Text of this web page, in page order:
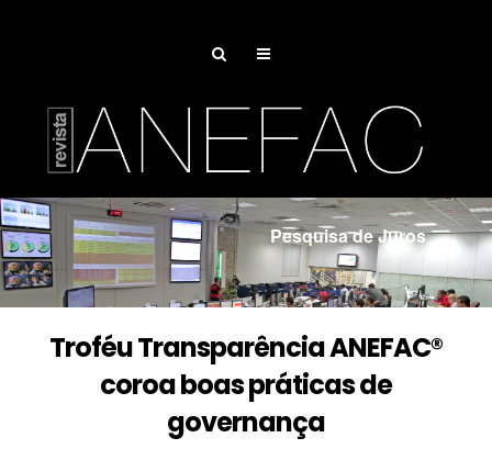
Pesquisa de Juros
Associe-se
Troféu Transparência ANEFAC®
coroa boas práticas de
governança